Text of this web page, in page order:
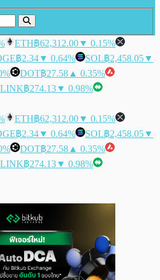
ETH฿62,312.00▼ 0.15%
฿2.34▼ 0.64% SOL฿2,458.05▼
DOT฿27.58 ▲ 0.35%
LINK฿274.13▼ 0.98%
ETH฿62,312.00▼ 0.15%
฿2.34▼ 0.64% SOL฿2,458.05▼
DOT฿27.58 ▲ 0.35%
LINK฿274.13▼ 0.98%